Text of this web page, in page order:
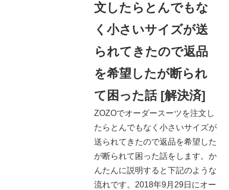
文したらとんでもな
く小さいサイズが送
られてきたので返品
を希望したが断られ
て困った話 [解決済]
ZOZOでオーダースーツを注文し
たらとんでもなく小さいサイズが
送られてきたので返品を希望した
が断られて困った話をします。か
んたんに説明すると下記のような
流れです。2018年9月29日にオー